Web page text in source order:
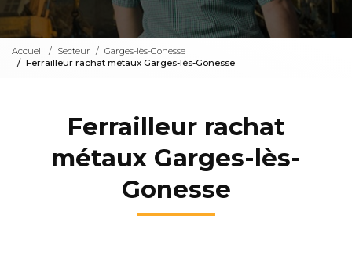
Accueil Secteur
Garges-lès-Gonesse
Ferrailleur rachat métaux Garges-lès-Gonesse
Ferrailleur rachat
métaux Garges-lès-
Gonesse